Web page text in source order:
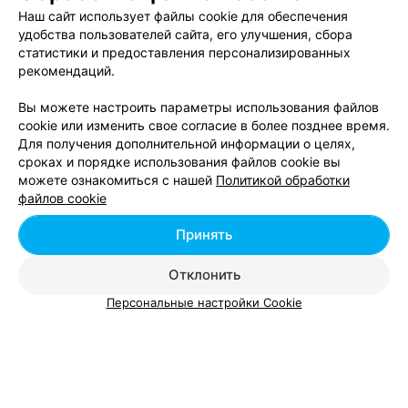
Кобрине
УЗИ щитовидной железы в Кобрине
Добавить компанию
Добавить специалиста
Наш сайт использует файлы cookie для обеспечения
удобства пользователей сайта, его улучшения, сбора
статистики и предоставления персонализированных
рекомендаций.
Вы можете настроить параметры использования файлов
cookie или изменить свое согласие в более позднее время.
Для получения дополнительной информации о целях,
сроках и порядке использования файлов cookie вы
можете ознакомиться с нашей Политикой обработки
файлов cookie
Отклонить
Принять
Персональные настройки Cookie